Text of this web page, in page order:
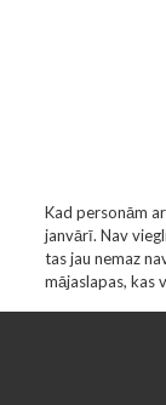
Kad personām
janvārī. Nav
tas jau nemaz
mājaslapas, kas